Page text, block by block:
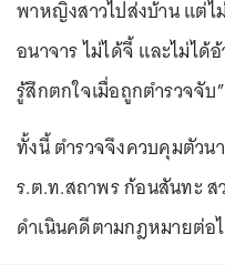
พาหญิงสาวไปส่งบ้าน แต่ไ
อนาจาร ไม่ได้จี้ และไม่ได้
รู้สึกตกใจเมื่อถูกตำรวจจับ
ทั้งนี้ ตำรวจจึงควบคุมตัวน
ร.ต.ท.สถาพร ก้อนสันทะ ส
ดำเนินคดีตามกฎหมายต่อ